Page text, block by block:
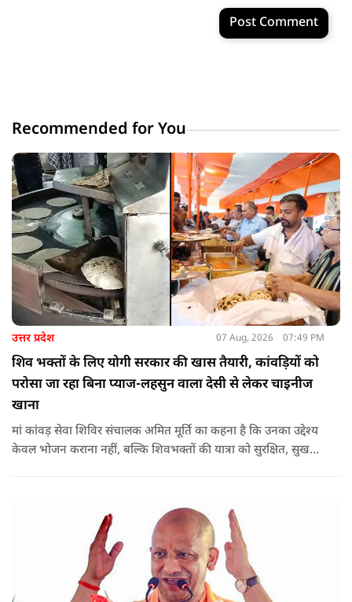
Post Comment
Recommended for You
उत्तर प्रदेश 07 Aug, 2026 07:49 PM
शिव भक्तों के लिए योगी सरकार की खास तैयारी, कांवड़ियों को
परोसा जा रहा बिना प्याज-लहसुन वाला देसी से लेकर चाइनीज
खाना
मां कांवड़ सेवा शिविर संचालक अमित मूर्ति का कहना है कि उनका उद्देश्य
केवल भोजन कराना नहीं, बल्कि शिवभक्तों की यात्रा को सुरक्षित, सुखद